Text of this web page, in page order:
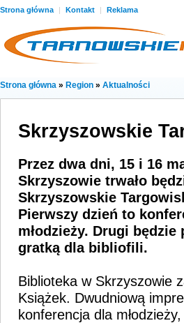
Strona główna | Kontakt | Reklama
Strona główna » Region » Aktualności
Skrzyszowskie
Przez dwa dni, 15 i 16
Skrzyszowie trwało
Skrzyszowskie
Pierwszy dzień to
młodzieży. Drugi będzie
gratką dla bibliofili.
Biblioteka w Skrzyszowie
Książek. Dwudniową
konferencja dla